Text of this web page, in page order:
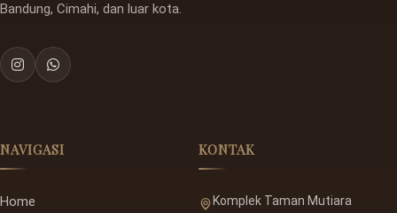
Bandung, Cimahi, dan luar kota.
NAVIGASI
Home
KONTAK
Komplek Taman Mutiara